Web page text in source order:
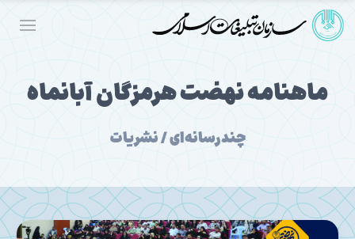
ماهنامه نهضت هرمزگان آبانماه
چندرسانه‌ای / نشریات